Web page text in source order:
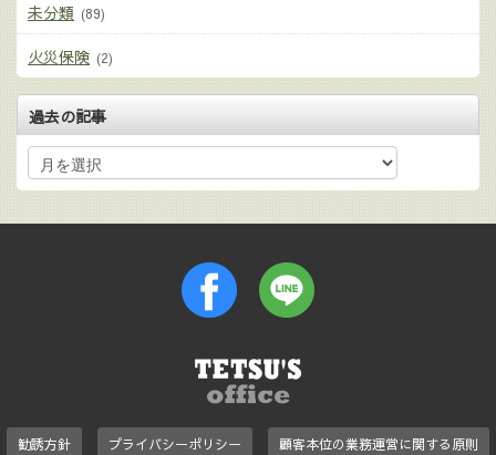
未分類 (89)
火災保険 (2)
過去の記事
勧誘方針 プライバシーポリシー 顧客本位の業務運営に関する原則